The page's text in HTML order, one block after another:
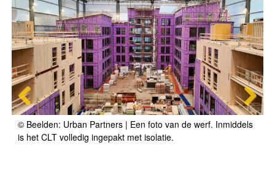
© Beelden: Urban Partners | Een foto van de werf. Inmiddels
is het CLT volledig ingepakt met isolatie.